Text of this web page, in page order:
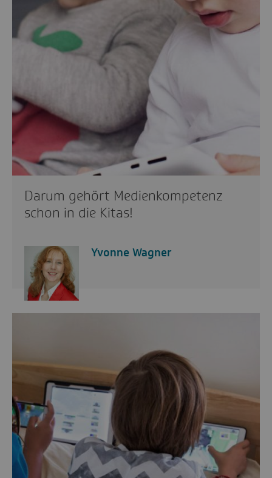
Darum gehört Medienkompetenz
schon in die Kitas!
Yvonne Wagner